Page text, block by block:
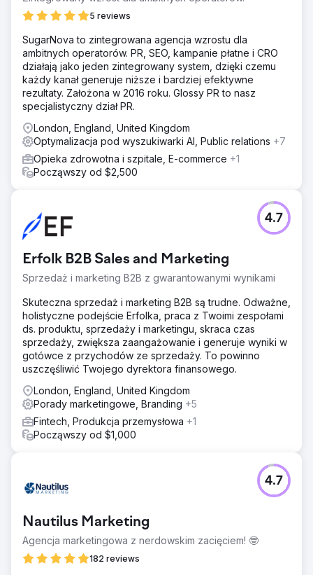
5 reviews
SugarNova to zintegrowana agencja wzrostu dla
ambitnych operatorów. PR, SEO, kampanie płatne i CRO
działają jako jeden zintegrowany system, dzięki czemu
każdy kanał generuje niższe i bardziej efektywne
rezultaty. Założona w 2016 roku. Glossy PR to nasz
specjalistyczny dział PR.
London, England, United Kingdom
Optymalizacja pod wyszukiwarki AI, Public relations +7
Opieka zdrowotna i szpitale, E-commerce +1
Począwszy od $2,500
Erfolk B2B Sales and Marketing
Sprzedaż i marketing B2B z gwarantowanymi wynikami
4.7
Skuteczna sprzedaż i marketing B2B są trudne. Odważne,
holistyczne podejście Erfolka, praca z Twoimi zespołami
ds. produktu, sprzedaży i marketingu, skraca czas
sprzedaży, zwiększa zaangażowanie i generuje wyniki w
gotówce z przychodów ze sprzedaży. To powinno
uszczęśliwić Twojego dyrektora finansowego.
London, England, United Kingdom
Porady marketingowe, Branding +5
Fintech, Produkcja przemysłowa +1
Począwszy od $1,000
Nautilus Marketing
Agencja marketingowa z nerdowskim zacięciem! 🤓
182 reviews
4.7